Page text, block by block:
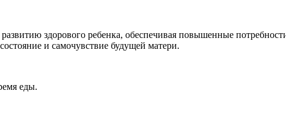
здорового ребенка, обеспечивая повышенные
и самочувствие будущей матери.
еды.